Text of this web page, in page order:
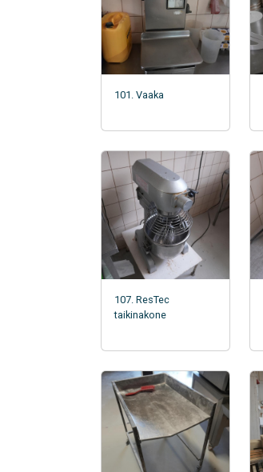
101. Vaaka
107. ResTec
taikinakone